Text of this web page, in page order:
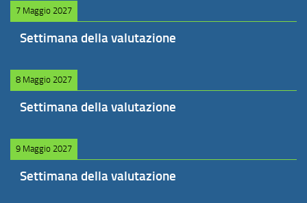
7 Maggio 2027
Settimana della valutazione
8 Maggio 2027
Settimana della valutazione
9 Maggio 2027
Settimana della valutazione